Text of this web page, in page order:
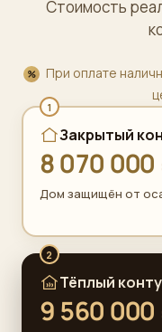
Стоимость
При оплате
1
Закрытый
8 070 000
Дом защищён от
2
Тёплый
9 560 000